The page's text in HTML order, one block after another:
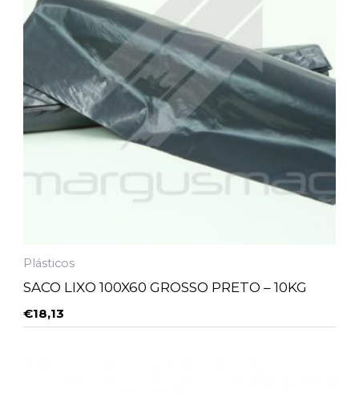
Plásticos
SACO LIXO 100X60 GROSSO PRETO – 10KG
€18,13